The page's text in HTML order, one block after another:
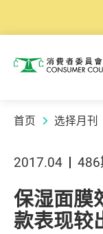
消费者委员会
首页 选择月刊
2017.04 486
保湿面膜
款表现较